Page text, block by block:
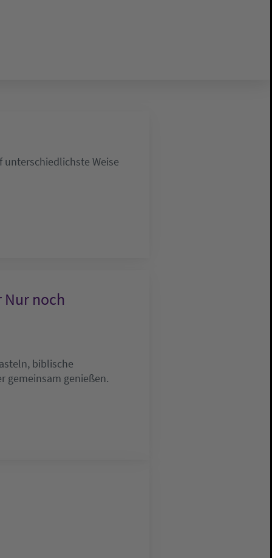
Weise
Nur noch
biblische
gemeinsam genießen.